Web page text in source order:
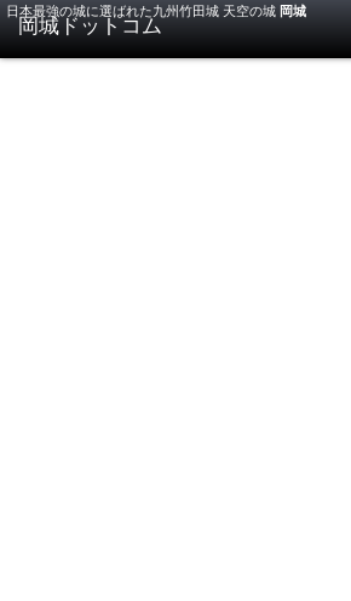
日本最強の城に選ばれた九州竹田城 天空の城 岡城